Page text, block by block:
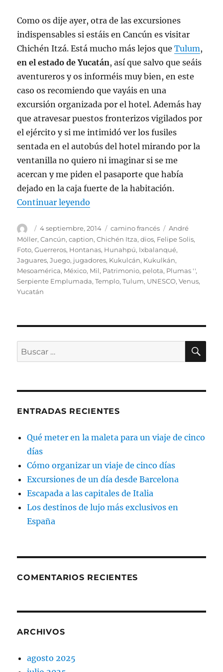
Como os dije ayer, otra de las excursiones
indispensables si estáis en Cancún es visitar
Chichén Itzá. Está mucho más lejos queTulum,
en el estado de Yucatán, así que salvo que seáis
aventureros y os informéis muy bien, en este
caso os recomiendo que vayáis en una
excursión organizada por el hotel. Además hay
que atravesar puestos fronterizos vigilados por
el ejército y si me intimidó ver los fusiles
sentada en el autobús del hotel mirando por la
ventanilla no quiero ni imaginar si se me
acercan y me piden el pasaporte que había
dejado en la caja fuerte de la habitación.
Continuar leyendo
Autor
Publicado
el
4 septiembre, 2014 Categorías
camino francés Etiquetas
André
Möller,Cancún,caption,Chichén Itza,dios, Felipe Solis,
Foto,Guerreros, Hontanas, Hunahpú, Ixbalanqué,
Jaguares,Juego, jugadores, Kukulcán, Kukulkán,
Mesoamérica, México, Mil, Patrimonio, pelota, Plumas '',
Serpiente Emplumada,Templo,Tulum, UNESCO,Venus,
Yucatán
Buscar
por:
ENTRADAS RECIENTES
Qué meter en la maleta para un viaje de cinco
días
Cómo organizar un viaje de cinco días
Excursiones de un día desde Barcelona
Escapada a las capitales de Italia
Los destinos de lujo más exclusivos en
España
COMENTARIOS RECIENTES
ARCHIVOS
agosto 2025